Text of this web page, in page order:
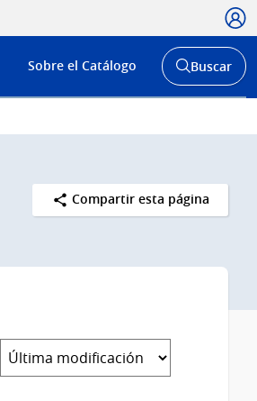
Menú
de
Sobre el Catálogo
Abrir
buscador
Buscar
Compartir esta página